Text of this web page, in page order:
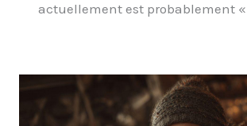
actuellement est probablement